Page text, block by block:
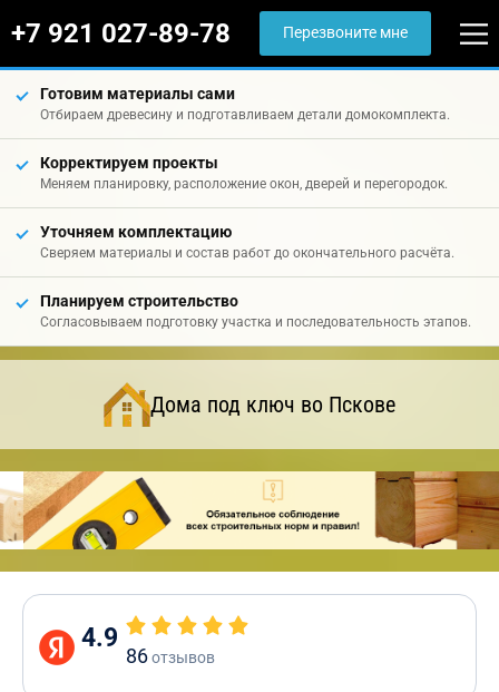
+7 921 027-89-78 Перезвоните мне
Готовим материалы сами
Отбираем древесину и подготавливаем детали домокомплекта.
Корректируем проекты
Меняем планировку, расположение окон, дверей и перегородок.
Уточняем комплектацию
Сверяем материалы и состав работ до окончательного расчёта.
Планируем строительство
Согласовываем подготовку участка и последовательность этапов.
Дома под ключ во Пскове
4.9
86отзывов